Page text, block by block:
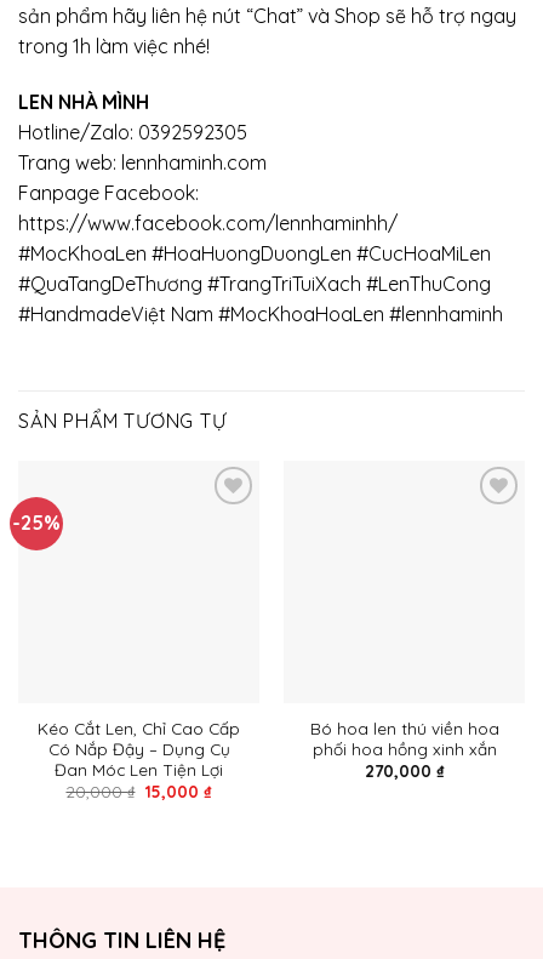
sản phẩm hãy liên hệ nút “Chat” và Shop sẽ hỗ trợ ngay
trong 1h làm việc nhé!
LEN NHÀ MÌNH
Hotline/Zalo: 0392592305
Trang web: lennhaminh.com
Fanpage Facebook:
https://www.facebook.com/lennhaminhh/
#MocKhoaLen #HoaHuongDuongLen #CucHoaMiLen
#QuaTangDeThương #TrangTriTuiXach #LenThuCong
#HandmadeViệt Nam #MocKhoaHoaLen #lennhaminh
SẢN PHẨM TƯƠNG TỰ
-25%
Kéo Cắt Len, Chỉ Cao Cấp
Có Nắp Đậy – Dụng Cụ
Đan Móc Len Tiện Lợi
20,000₫ Giá
gốc
15,000 ₫Giá
Bó hoa len thú viền hoa
phối hoa hồng xinh xắn
270,000 ₫
THÔNG TIN LIÊN HỆ